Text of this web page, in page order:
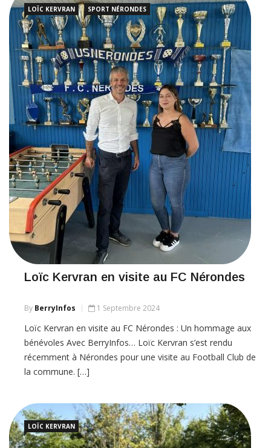
LOÏC KERVRAN SPORT NÉRONDES
Loïc Kervran en visite au FC Nérondes
By BerryInfos 1 Septembre 2024
Loïc Kervran en visite au FC Nérondes : Un hommage aux
bénévoles Avec BerryInfos… Loïc Kervran s’est rendu
récemment à Nérondes pour une visite au Football Club de
la commune. […]
LOÏC KERVRAN